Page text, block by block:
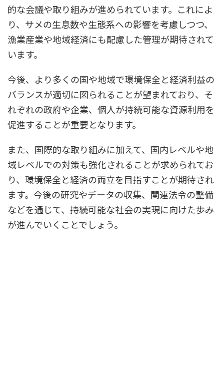
的な会議や取り組みが進められています。これによ
り、サメの生息数や生態系への影響を考慮しつつ、
漁業産業や地域経済にも配慮した管理が期待されて
います。
今後、より多くの国や地域で環境保全と経済利益の
バランスが適切に図られることが望まれており、そ
れぞれの政府や企業、個人が持続可能な資源利用を
促進することが重要となります。
また、国際的な取り組みに加えて、国内レベルや地
域レベルでの対策も強化されることが求められてお
り、環境保全と経済の両立を目指すことが期待され
ます。今後の研究やデータの収集、関連法令の整備
などを通じて、持続可能な社会の実現に向けた歩み
が進んでいくことでしょう。